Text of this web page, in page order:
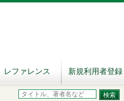
レファレンス 新規利用者登録